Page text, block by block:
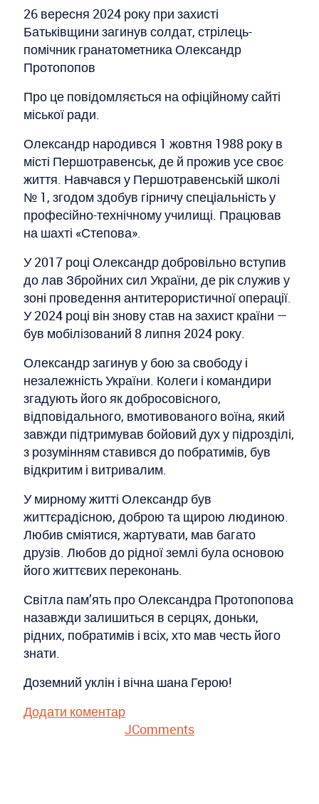
26 вересня 2024 року при захисті
Батьківщини загинув солдат, стрілець-
помічник гранатометника Олександр
Протопопов
Про це повідомляється на офіційному сайті
міської ради.
Олександр народився 1 жовтня 1988 року в
місті Першотравенськ, де й прожив усе своє
життя. Навчався у Першотравенській школі
№ 1, згодом здобув гірничу спеціальність у
професійно-технічному училищі. Працював
на шахті «Степова».
У 2017 році Олександр добровільно вступив
до лав Збройних сил України, де рік служив у
зоні проведення антитерористичної операції.
У 2024 році він знову став на захист країни —
був мобілізований 8 липня 2024 року.
Олександр загинув у бою за свободу і
незалежність України. Колеги і командири
згадують його як добросовісного,
відповідального, вмотивованого воїна, який
завжди підтримував бойовий дух у підрозділі,
з розумінням ставився до побратимів, був
відкритим і витривалим.
У мирному житті Олександр був
життєрадісною, доброю та щирою людиною.
Любив сміятися, жартувати, мав багато
друзів. Любов до рідної землі була основою
його життєвих переконань.
Світла пам’ять про Олександра Протопопова
назавжди залишиться в серцях, доньки,
рідних, побратимів і всіх, хто мав честь його
знати.
Доземний уклін і вічна шана Герою!
Додати коментар
JComments